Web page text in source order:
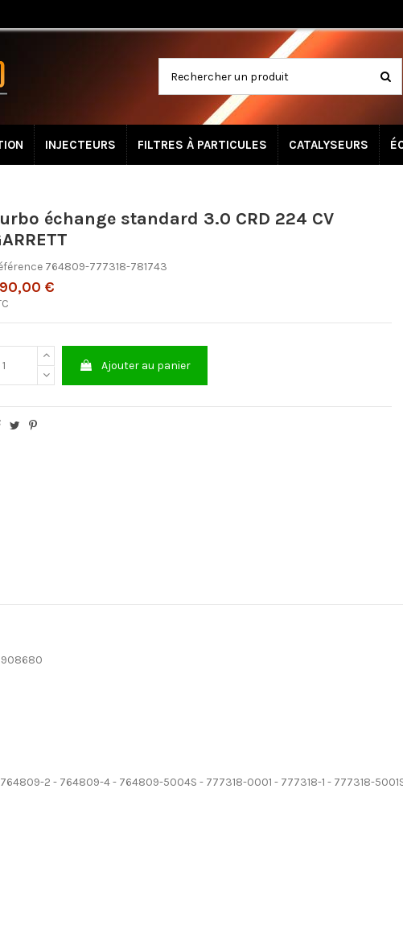
INJECTEURS FILTRES À PARTICULES CATALYSEURS
échange standard 3.0 CRD 224 CV
764809-777318-781743
€
Ajouter au panier
2 - 764809-4 - 764809-5004S - 777318-0001 - 777318-1 - 777318-